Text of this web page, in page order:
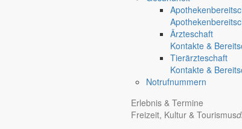
Ärzteschaft
Kontakte &
Tierärzteschaft
Kontakte &
Notrufnummern
Erlebnis & Termine
Freizeit, Kultur & Tourismus